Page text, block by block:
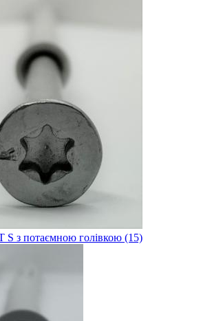
S з потаємною голівкою (15)